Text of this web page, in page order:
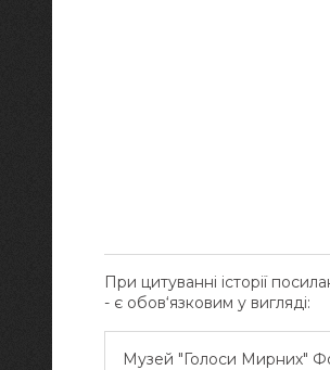
При цитуванні історії
- є обов‘язковим у вигляді:
Музей "Голоси Мирних"